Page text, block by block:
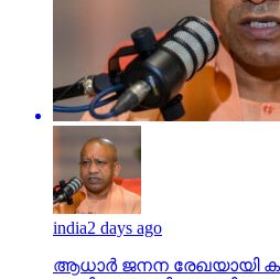
india2 days ago
ആധാർ ജനന രേഖയായി